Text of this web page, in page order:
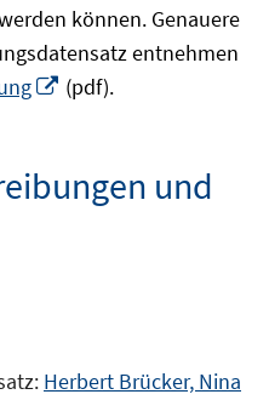
können. Genauere
entnehmen
In
(pdf).
und
Herbert Brücker, Nina